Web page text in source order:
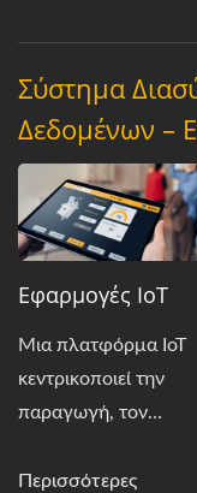
Σύστημα
Δεδομένων –
Εφαρμογές IoT
Μια πλατφόρμα IoT
κεντρικοποιεί την
παραγωγή, τον
υγεία του εξοπλισμού
Περισσότερες